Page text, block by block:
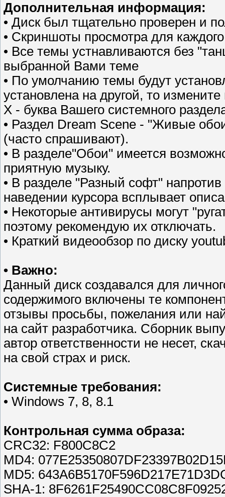
Дополнительная информация:
• Диск был тщательно проверен и
• Скриншоты просмотра для
• Все темы устнавливаются без
выбранной Вами теме
• По умолчанию темы будут
установлена на другой, то
X - буква Вашего системного
• Раздел Dream Scene - "Живые
(часто спрашивают).
• В разделе"Обои" имеется
приятную музыку.
• В разделе "Разный софт"
наведении курсора всплывает
• Некоторые антивирусы могут
поэтому рекомендую их отключать.
• Краткий видеообзор по диску
• Важно:
Данный диск создавался для
содержимого включены те
отзывы просьбы, пожелания или
на сайт разработчика. Сборник
автор ответственности не несет,
на свой страх и риск.
Системные требования:
• Windows 7, 8, 8.1
Контрольная сумма образа:
CRC32: F800C8C2
MD4:
MD5:
SHA-1: